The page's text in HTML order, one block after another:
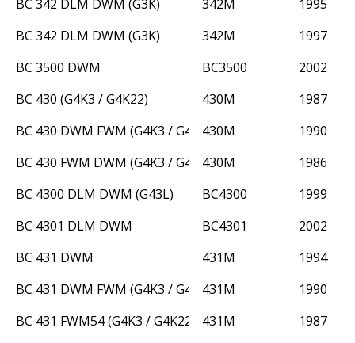
BC 342 DLM DWM (G3K)
BC 342 DLM DWM (G3K)
BC 3500 DWM
BC 430 (G4K3 / G4K22)
BC 430 DWM FWM (G4K3 / G4K22)
BC 430 FWM DWM (G4K3 / G4K22)
BC 4300 DLM DWM (G43L)
BC 4301 DLM DWM
BC 431 DWM
BC 431 DWM FWM (G4K3 / G4K22)
BC 431 FWM54 (G4K3 / G4K22)
342M
342M
BC3500
430M
430M
430M
BC4300
BC4301
431M
431M
431M
1995
1997
2002
1987
1990
1986
1999
2002
1994
1990
1987